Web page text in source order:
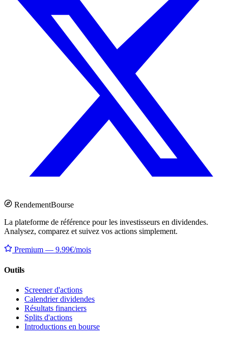
RendementBourse
La plateforme de référence pour les investisseurs en dividendes.
Analysez, comparez et suivez vos actions simplement.
Premium — 9.99€/mois
Outils
Screener d'actions
Calendrier dividendes
Résultats financiers
Splits d'actions
Introductions en bourse